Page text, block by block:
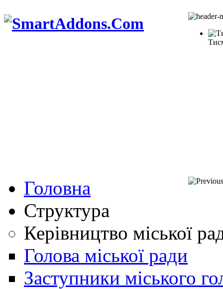
Головна
Структура
Керівництво міської
Голова міської ради
Заступники міського